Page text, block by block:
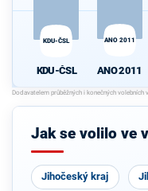
KDU-ČSL
KDU-ČSL
ANO 2011
ANO 2011
Jak se volilo ve
Jihočeský kraj